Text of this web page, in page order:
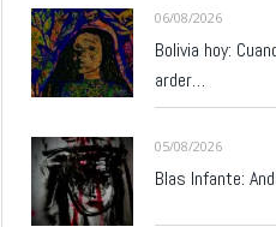
06/08/2026
Bolivia hoy:
arder…
05/08/2026
Blas Infante: